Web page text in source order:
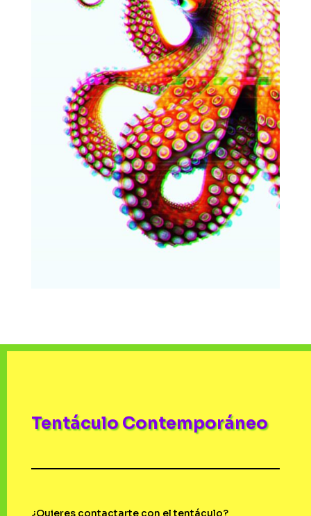
Tentáculo Contemporáneo
¿Quieres contactarte con el tentáculo?